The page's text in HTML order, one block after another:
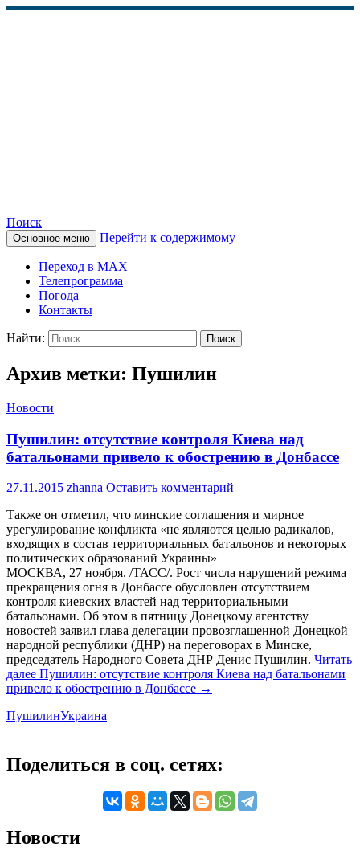
КАМЧАТСКОЕ
ИНФОРМАЦИОННОЕ
АГЕНТСТВО (КИА
«ВЕСТИ»)
Поиск
Основное меню Перейти к содержимому
Переход в MAX
Телепрограмма
Погода
Контакты
Найти:
Архив метки: Пушилин
Новости
Пушилин: отсутствие контроля Киева над
батальонами привело к обострению в Донбассе
27.11.2015 zhanna Оставить комментарий
Также он отметил, что минские соглашения и мирное
урегулирование конфликта «не являются целью радикалов,
входящих в состав территориальных батальонов и некоторых
политических образований Украины»
МОСКВА, 27 ноября. /ТАСС/. Рост числа нарушений режима
прекращения огня в Донбассе обусловлен отсутствием
контроля киевских властей над территориальными
батальонами. Об этом в пятницу Донецкому агентству
новостей заявил глава делегации провозглашенной Донецкой
народной республики (ДНР) на переговорах в Минске,
председатель Народного Совета ДНР Денис Пушилин. Читать
далее Пушилин: отсутствие контроля Киева над батальонами
привело к обострению в Донбассе →
ПушилинУкраина
Поделиться в соц. сетях:
Новости